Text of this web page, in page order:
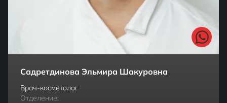
Садретдинова Эльмира Шакуровна
Врач-косметолог
Отделение: